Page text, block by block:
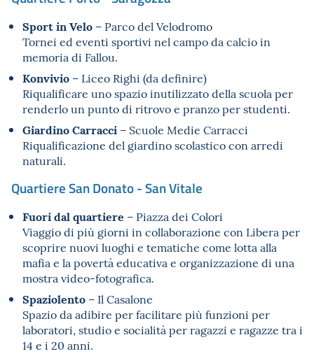
Sport in Velo – Parco del Velodromo
Tornei ed eventi sportivi nel campo da calcio in
memoria di Fallou.
Konvivio – Liceo Righi (da definire)
Riqualificare uno spazio inutilizzato della scuola per
renderlo un punto di ritrovo e pranzo per studenti.
Giardino Carracci – Scuole Medie Carracci
Riqualificazione del giardino scolastico con arredi
naturali.
Quartiere San Donato - San Vitale
Fuori dal quartiere – Piazza dei Colori
Viaggio di più giorni in collaborazione con Libera per
scoprire nuovi luoghi e tematiche come lotta alla
mafia e la povertà educativa e organizzazione di una
mostra video-fotografica.
Spaziolento – Il Casalone
Spazio da adibire per facilitare più funzioni per
laboratori, studio e socialità per ragazzi e ragazze tra i
14 e i 20 anni.